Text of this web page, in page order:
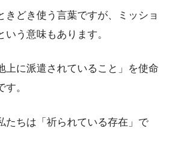
きどき使う言葉ですが、ミッショ
いう意味もあります。
上に派遣されていること」を使命
。
たちは「祈られている存在」で